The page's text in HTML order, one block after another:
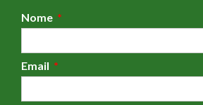
Nome
Email